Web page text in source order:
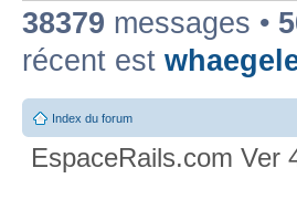
38379 messages •
récent est
Index du forum
EspaceRails.com Ver